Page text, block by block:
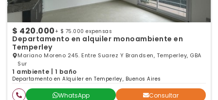
$ 420.000 + $ 75.000 expensas
Departamento en alquiler monoambiente en
Temperley
Mariano Moreno 245. Entre Suarez Y Brandsen, Temperley, GBA
Sur
1 ambiente | 1 baño
Departamento en Alquiler en Temperley, Buenos Aires
WhatsApp Consultar